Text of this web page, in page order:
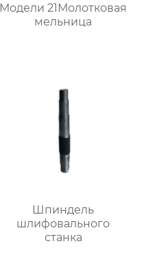
Модели 21Молотковая
мельница
Шпиндель
шлифовального
станка